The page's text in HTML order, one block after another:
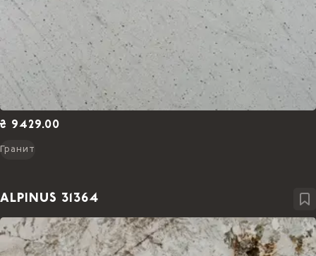
₴ 9429.00
Гранит
ALPINUS 31364